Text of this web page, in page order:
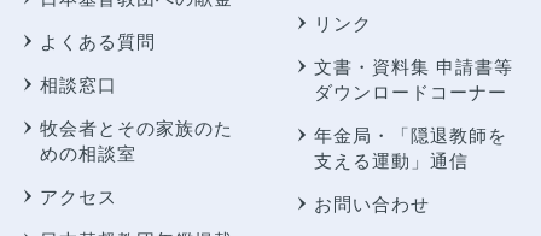
よくある質問
相談窓口
牧会者とその家族のた
めの相談室
アクセス
リンク
文書・資料集 申請書等
ダウンロードコーナー
年金局・
「隠退教師を
支える運動」通信
お問い合わせ